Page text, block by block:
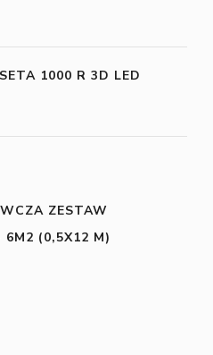
1000 R 3D LED
ZESTAW
(0,5X12 M)